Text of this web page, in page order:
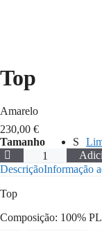
Top
Amarelo
230,00 €
Tamanho
S
Quantidade
de
Top
DescriçãoInformação
Top
Composição: 100% PL